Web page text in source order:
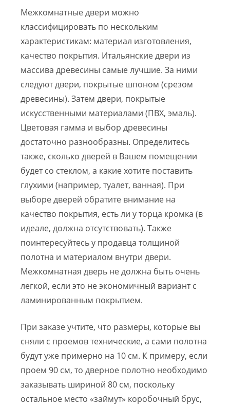
Межкомнатные двери можно
классифицировать по нескольким
характеристикам: материал изготовления,
качество покрытия. Итальянские двери из
массива древесины самые лучшие. За ними
следуют двери, покрытые шпоном (срезом
древесины). Затем двери, покрытые
искусственными материалами (ПВХ, эмаль).
Цветовая гамма и выбор древесины
достаточно разнообразны. Определитесь
также, сколько дверей в Вашем помещении
будет со стеклом, а какие хотите поставить
глухими (например, туалет, ванная). При
выборе дверей обратите внимание на
качество покрытия, есть ли у торца кромка (в
идеале, должна отсутствовать). Также
поинтересуйтесь у продавца толщиной
полотна и материалом внутри двери.
Межкомнатная дверь не должна быть очень
легкой, если это не экономичный вариант с
ламинированным покрытием.
При заказе учтите, что размеры, которые вы
сняли с проемов технические, а сами полотна
будут уже примерно на 10 см. К примеру, если
проем 90 см, то дверное полотно необходимо
заказывать шириной 80 см, поскольку
остальное место «займут» коробочный брус,